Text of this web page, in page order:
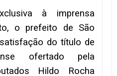
à imprensa
o prefeito de São
do título de
ofertado pela
Hildo Rocha